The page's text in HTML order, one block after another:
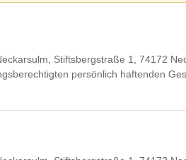
Stiftsbergstraße 1, 74172
persönlich haftenden